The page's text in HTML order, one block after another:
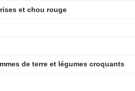
et chou rouge
de terre et légumes croquants